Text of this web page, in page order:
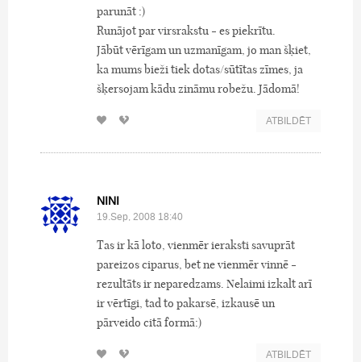
parunāt :)
Runājot par virsrakstu - es piekrītu.
Jābūt vērīgam un uzmanīgam, jo man šķiet,
ka mums bieži tiek dotas/sūtītas zīmes, ja
šķersojam kādu zināmu robežu. Jādomā!
ATBILDĒT
NINI
19.Sep, 2008 18:40
Tas ir kā loto, vienmēr ieraksti savuprāt
pareizos ciparus, bet ne vienmēr vinnē -
rezultāts ir neparedzams. Nelaimi izkalt arī
ir vērtīgi, tad to pakarsē, izkausē un
pārveido citā formā:)
ATBILDĒT